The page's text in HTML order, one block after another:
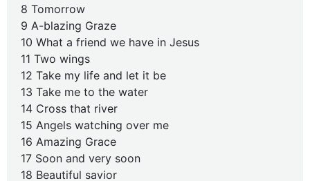
8 Tomorrow
9 A-blazing Graze
10 What a friend we have in Jesus
11 Two wings
12 Take my life and let it be
13 Take me to the water
14 Cross that river
15 Angels watching over me
16 Amazing Grace
17 Soon and very soon
18 Beautiful savior